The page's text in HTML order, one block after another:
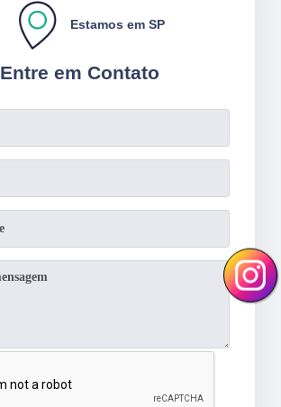
Entre em Contato
Estamos em SP